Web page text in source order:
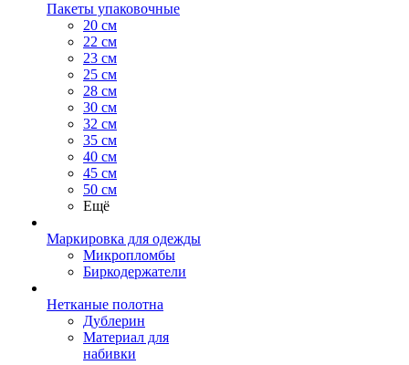
Пакеты упаковочные
20 см
22 см
23 см
25 см
28 см
30 см
32 см
35 см
40 см
45 см
50 см
Ещё
Маркировка для одежды
Микропломбы
Биркодержатели
Нетканые полотна
Дублерин
Материал для
набивки